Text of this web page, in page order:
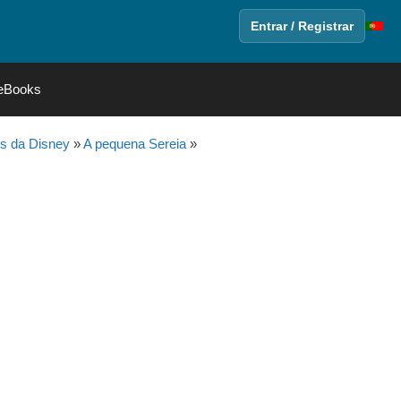
Entrar / Registrar
da Disney»A pequena Sereia»